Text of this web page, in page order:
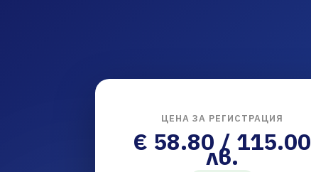
ЦЕНА ЗА РЕГИСТРАЦИЯ
€ 58.80 / 115.00
лв.